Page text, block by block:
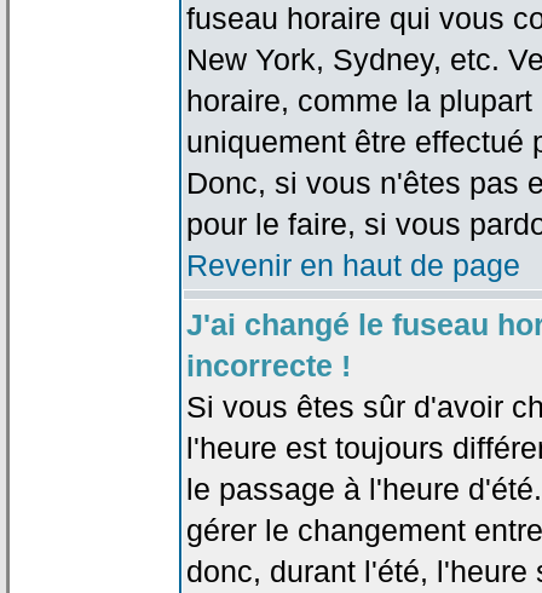
fuseau horaire qui vous
New York, Sydney, etc.
horaire, comme la
uniquement être effectué
Donc, si vous n'êtes pas
pour le faire, si vous
Revenir en haut de page
J'ai changé le fuseau
incorrecte !
Si vous êtes sûr d'avoir
l'heure est toujours
le passage à l'heure
gérer le changement
donc, durant l'été, l'heure